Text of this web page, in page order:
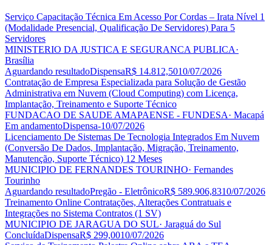
Serviço Capacitação Técnica Em Acesso Por Cordas – Irata Nível 1
(Modalidade Presencial, Qualificação De Servidores) Para 5
Servidores
MINISTERIO DA JUSTICA E SEGURANCA PUBLICA·
Brasília
Aguardando resultadoDispensaR$ 14.812,5010/07/2026
Contratação de Empresa Especializada para Solução de Gestão
Administrativa em Nuvem (Cloud Computing) com Licença,
Implantação, Treinamento e Suporte Técnico
FUNDACAO DE SAUDE AMAPAENSE - FUNDESA· Macapá
Em andamentoDispensa-10/07/2026
Licenciamento De Sistemas De Tecnologia Integrados Em Nuvem
(Conversão De Dados, Implantação, Migração, Treinamento,
Manutenção, Suporte Técnico) 12 Meses
MUNICIPIO DE FERNANDES TOURINHO· Fernandes
Tourinho
Aguardando resultadoPregão - EletrônicoR$ 589.906,8310/07/2026
Treinamento Online Contratações, Alterações Contratuais e
Integrações no Sistema Contratos (1 SV)
MUNICIPIO DE JARAGUA DO SUL· Jaraguá do Sul
ConcluídaDispensaR$ 299,0010/07/2026